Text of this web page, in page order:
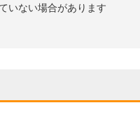
いない場合があります